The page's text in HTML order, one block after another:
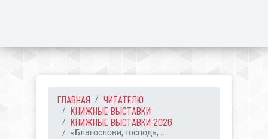
ГЛАВНАЯ
ЧИТАТЕЛЮ
КНИЖНЫЕ ВЫСТАВКИ
КНИЖНЫЕ ВЫСТАВКИ 2026
«Благослови, господь, ...